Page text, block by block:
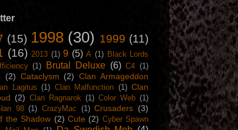
(15) 1998 (30) 1999 (11)
(16) 2013 (1) 9 (5) A (1) Black Lords
(1) Brutal Deluxe (6) C4 (1)
(2) Cataclysm (2) Clan Armageddon
Lagitus (1) Clan Malfunction (1) Clan
(2) Clan Ragnarok (1) Color Web (1)
lan 98 (1) CrazyMac (1) Crusaders (3)
the Shadow (2) Cute (2) Cyber Spawn